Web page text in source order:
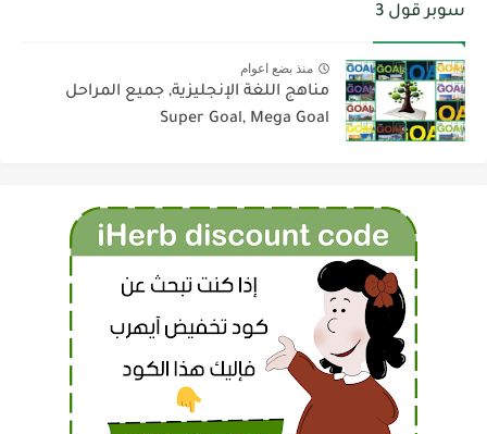
سوبر قول 3
منذ بضع اعوام
مناهج اللغة الإنجليزية, جميع المراحل
Super Goal, Mega Goal